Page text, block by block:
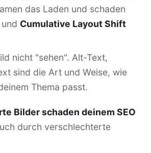
das Laden und schaden
und Cumulative Layout Shift
nicht "sehen". Alt-Text,
sind die Art und Weise, wie
Thema passt.
Bilder schaden deinem SEO
durch verschlechterte